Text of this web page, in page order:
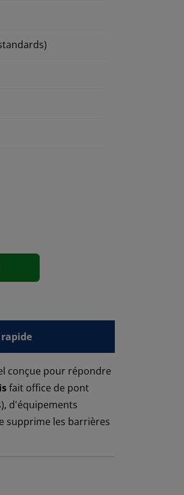
conçue pour répondre
fait office de pont
d'équipements
supprime les barrières